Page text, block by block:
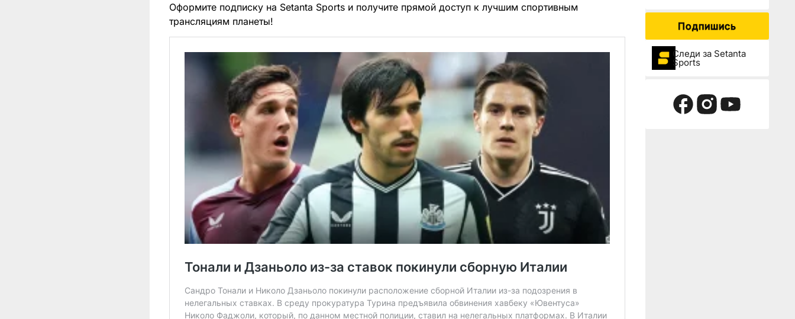
Оформите подписку на Setanta Sports и получите прямой доступ к лучшим спортивным
трансляциям планеты!
Подпишись
Следи за Setanta
Sports